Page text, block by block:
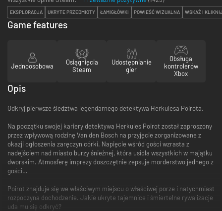
EKSPLORACJA UKRYTE PRZEDMIOTY ŁAMIGŁÓWKI POWIEŚĆ WIZUALNA WSKAŻ I KLIKNIJ
Game features
Jednoosobowa
Osiągnięcia
Steam
Udostępnianie
gier
Obsługa
kontrolerów
Xbox
Opis
Odkryj pierwsze śledztwa legendarnego detektywa Herkulesa Poirota.
Na początku swojej kariery detektywa Herkules Poirot został zaproszony
przez wpływową rodzinę Van den Bosch na przyjęcie zorganizowane z
okazji ogłoszenia zaręczyn córki. Napięcie wśród gości wzrasta z
nadejściem nad miasto burzy śnieżnej, która usidla wszystkich w majątku
dworskim. Atmosferę imprezy doszczętnie zepsuje morderstwo jednego z
gości…
Poirot znajduje się we właściwym miejscu o właściwej porze i natychmiast
rozpoczyna dochodzenie. Jakie ukryte tajemnice i śmiertelne rywalizacje
uda mu się odkryć?